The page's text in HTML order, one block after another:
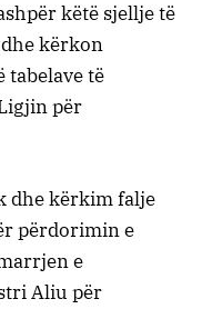
këtë sjellje të
kërkon
të
për
dhe kërkim falje
përdorimin e
e
Aliu për